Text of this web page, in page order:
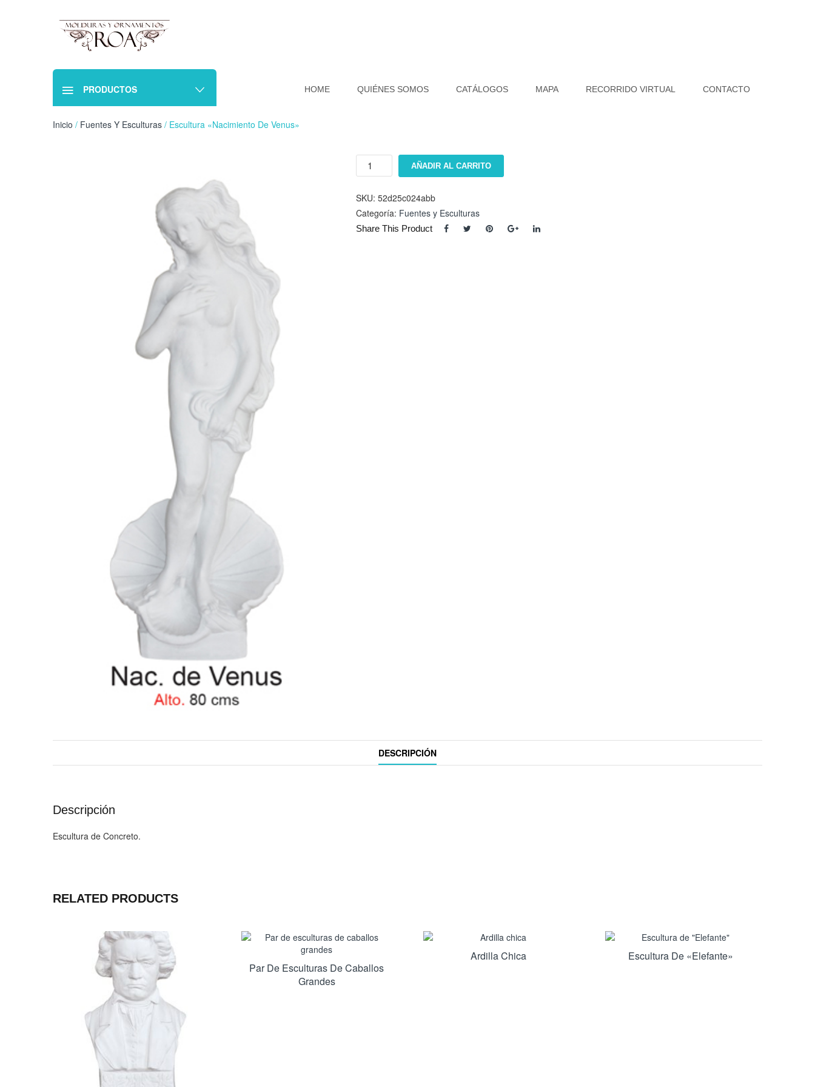
PRODUCTOS HOME QUIÉNES SOMOS CATÁLOGOS MAPA RECORRIDO VIRTUAL CONTACTO
Inicio / Fuentes Y Esculturas / Escultura «Nacimiento De Venus»
Escultura
"Nacimiento
Venus"
cantidad
AÑADIR AL CARRITO
SKU: 52d25c024abb
Categoría: Fuentes y Esculturas
Share This Product
DESCRIPCIÓN
Descripción
Escultura de Concreto.
RELATED PRODUCTS
Par De Esculturas De Caballos
Grandes
Ardilla Chica Escultura De «Elefante»